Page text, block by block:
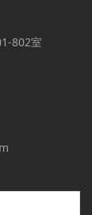
802室